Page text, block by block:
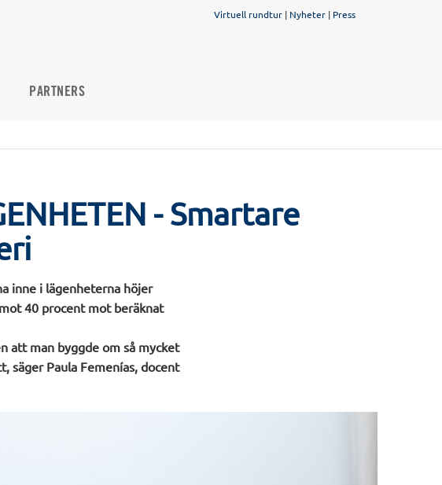
Virtuell rundtur | Nyheter | Press
PARTNERS
- Smartare
inne i lägenheterna höjer
40 procent mot beräknat
att man byggde om så mycket
säger Paula Femenías, docent